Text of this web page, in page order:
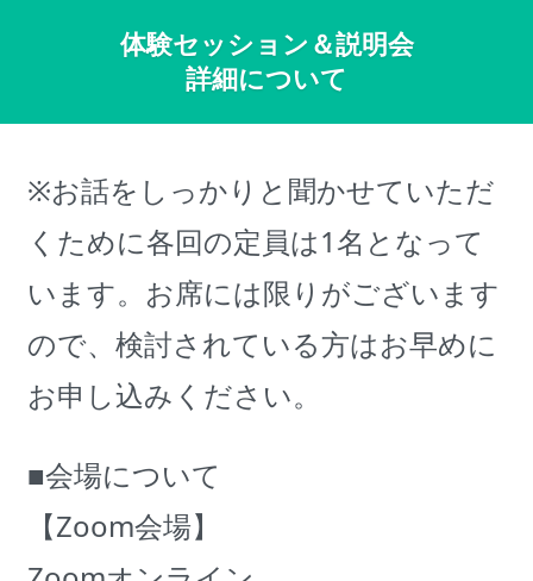
体験セッション＆説明会
詳細について
※お話をしっかりと聞かせていただ
くために各回の定員は1名となって
います。お席には限りがございます
ので、検討されている方はお早めに
お申し込みください。
■会場について
【Zoom会場】